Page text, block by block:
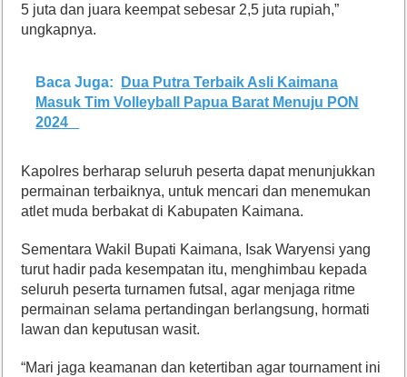
5 juta dan juara keempat sebesar 2,5 juta rupiah,”
ungkapnya.
Baca Juga:
Dua Putra Terbaik Asli Kaimana
Masuk Tim Volleyball Papua Barat Menuju PON
2024
Kapolres berharap seluruh peserta dapat menunjukkan
permainan terbaiknya, untuk mencari dan menemukan
atlet muda berbakat di Kabupaten Kaimana.
Sementara Wakil Bupati Kaimana, Isak Waryensi yang
turut hadir pada kesempatan itu, menghimbau kepada
seluruh peserta turnamen futsal, agar menjaga ritme
permainan selama pertandingan berlangsung, hormati
lawan dan keputusan wasit.
“Mari jaga keamanan dan ketertiban agar tournament ini